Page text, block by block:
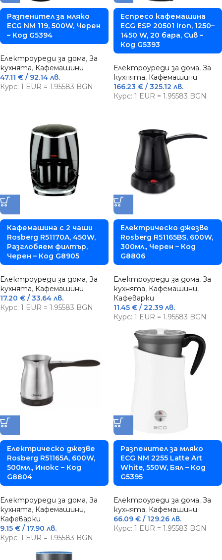
Разпенител за мляко
ECG NM 119, 500W, Черен
– Код G5394
Електроуреди за дома, За
кухнята, Кафемашини
47.11 € / 92.14 лв.
Курс: 1 EUR = 1.95583 BGN
Еспресо кафемашина
ECG ESP 20501 Iron, 1250–
1450 W, 20 бара, Сив –
Код G5393
Електроуреди за дома, За
кухнята, Кафемашини
166.23 € / 325.12 лв.
Курс: 1 EUR = 1.95583 BGN
Кафемашина с 2 чаши
Rosberg R51170A, 450W,
Разглобяем филтър,
Черен – Код G8905
Електроуреди за дома, За
кухнята, Кафемашини
17.20 € / 33.64 лв.
Курс: 1 EUR = 1.95583 BGN
Електрическо джезве
Rosberg R51165BS, 600W,
300мл., Черен – Код
G8806
Електроуреди за дома, За
кухнята, Кафемашини,
Кафеварки
11.45 € / 22.39 лв.
Курс: 1 EUR = 1.95583 BGN
Електрическо джезве
Rosberg R51165A, 600W,
500мл., Инокс – Код
G8804
Електроуреди за дома, За
кухнята, Кафемашини,
Кафеварки
9.15 € / 17.90 лв.
Курс: 1 EUR = 1.95583 BGN
Разпенител за мляко
ECG NM 2255 Latte Art
White, 550W, Бял – Код
G5395
Електроуреди за дома, За
кухнята, Кафемашини
66.09 € / 129.26 лв.
Курс: 1 EUR = 1.95583 BGN